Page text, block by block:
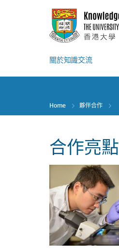
關於知識交流
Home 夥伴合作
合作亮點